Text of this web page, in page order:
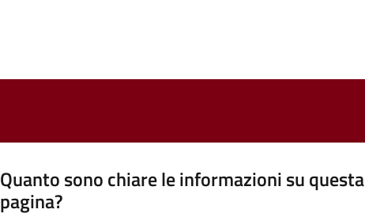
Quanto sono chiare le informazioni su questa
pagina?